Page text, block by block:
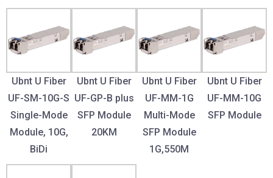
Ubnt U Fiber
UF-SM-10G-S
Single-Mode
Module, 10G,
BiDi
Ubnt U Fiber
UF-GP-B plus
SFP Module
20KM
Ubnt U Fiber
UF-MM-1G
Multi-Mode
SFP Module
1G,550M
Ubnt U Fiber
UF-MM-10G
SFP Module